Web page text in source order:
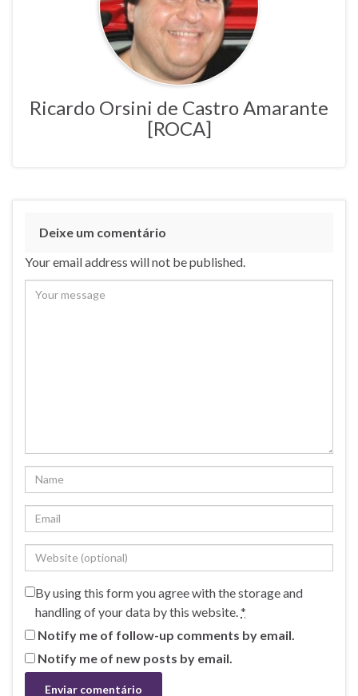
Ricardo Orsini de Castro Amarante
[ROCA]
Deixe um comentário
Your email address will not be published.
By using this form you agree with the storage and
handling of your data by this website.*
Notify me of follow-up comments by email.
Notify me of new posts by email.